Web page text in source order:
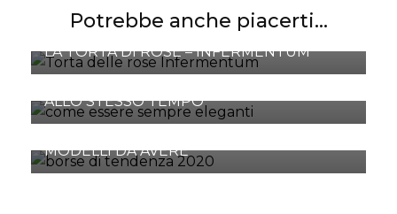
Potrebbe anche piacerti...
LA TORTA DI ROSE – INFERMENTUM
ALLO STESSO TEMPO
MODELLI DA AVERE